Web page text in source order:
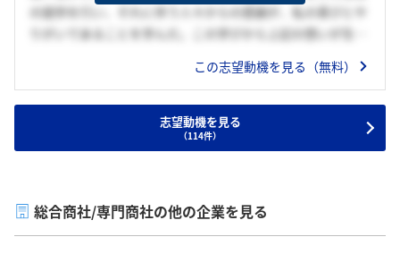
の提供を行い、それに伴う人々からの感謝が、私の喜びとや
りがいであることを学んだ。この学びから上記の想いが生ま
るニーズを、事業の幅を活かしてオールイワタニで捉えられ
現に向けて世の中に新しい価値を提供し続ける貴社なら私の
想いが叶えられると思い志望している。
この志望動機を見る（無料）
志望動機を見る
（114件）
総合商社/専門商社の他の企業を見る